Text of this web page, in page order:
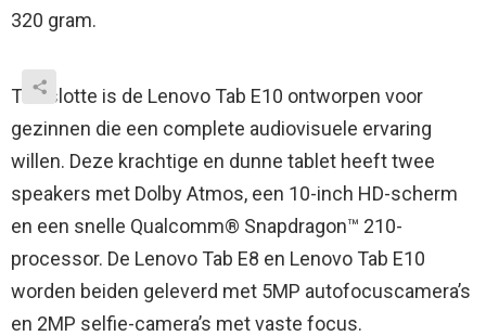
320 gram.
Ten slotte is de Lenovo Tab E10 ontworpen voor
gezinnen die een complete audiovisuele ervaring
willen. Deze krachtige en dunne tablet heeft twee
speakers met Dolby Atmos, een 10-inch HD-scherm
en een snelle Qualcomm® Snapdragon™ 210-
processor. De Lenovo Tab E8 en Lenovo Tab E10
worden beiden geleverd met 5MP autofocuscamera’s
en 2MP selfie-camera’s met vaste focus.